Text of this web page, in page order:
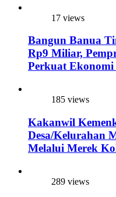
17 views
Bangun Banua
Rp9 Miliar,
Perkuat Ekonomi
185 views
Kakanwil
Desa/Kelurahan
Melalui Merek
289 views